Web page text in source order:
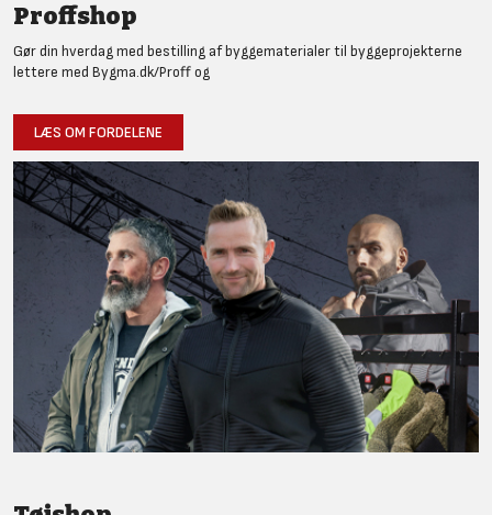
Proffshop
Gør din hverdag med bestilling af byggematerialer til byggeprojekterne
lettere med Bygma.dk/Proff og
LÆS OM FORDELENE